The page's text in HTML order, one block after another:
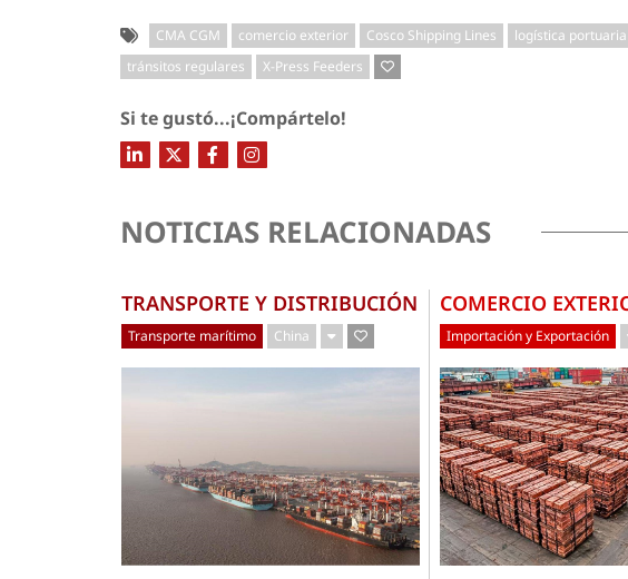
CMA CGM comercio exterior Cosco Shipping Lines logística portuaria
tránsitos regulares
X-Press Feeders
Si te gustó...¡Compártelo!
NOTICIAS RELACIONADAS
TRANSPORTE Y DISTRIBUCIÓN
Transporte marítimo China
COMERCIO
Importación y Exportación